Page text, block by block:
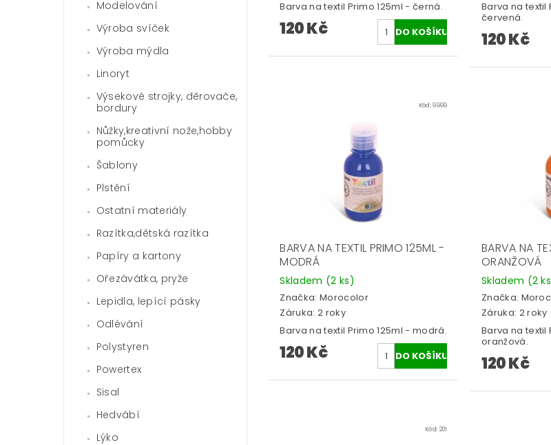
Modelování
Výroba svíček
Výroba mýdla
Linoryt
Výsekové strojky, děrovače,
bordury
Nůžky,kreativní nože,hobby
pomůcky
Šablony
Plstění
Ostatní materiály
Razítka,dětská razítka
Papíry a kartony
Ořezávátka, pryže
Lepidla, lepící pásky
Odlévání
Polystyren
Powertex
Sisal
Hedvábí
Lýko
Barva na textil Primo 125ml - černá.
120 Kč
Barva na textil
červená.
120 Kč
Kód:9999
BARVA NA TEXTIL PRIMO 125ML -
MODRÁ
Skladem (2 ks)
Značka: Morocolor
Záruka: 2 roky
Barva na textil Primo 125ml - modrá.
120 Kč
BARVA NA
ORANŽOVÁ
Skladem (2
Značka:
Záruka: 2 roky
Barva na textil
oranžová.
120 Kč
Kód: 201